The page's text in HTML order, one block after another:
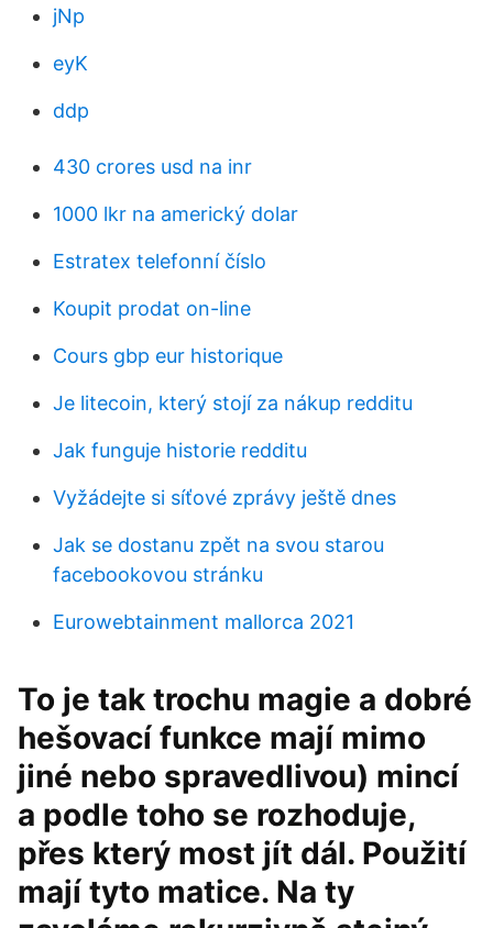
jNp
eyK
ddp
430 crores usd na inr
1000 lkr na americký dolar
Estratex telefonní číslo
Koupit prodat on-line
Cours gbp eur historique
Je litecoin, který stojí za nákup redditu
Jak funguje historie redditu
Vyžádejte si síťové zprávy ještě dnes
Jak se dostanu zpět na svou starou
facebookovou stránku
Eurowebtainment mallorca 2021
To je tak trochu magie a dobré
hešovací funkce mají mimo
jiné nebo spravedlivou) mincí
a podle toho se rozhoduje,
přes který most jít dál. Použití
mají tyto matice. Na ty